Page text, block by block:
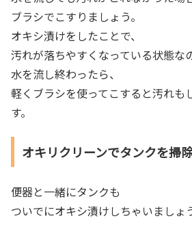
ブラシでこすりましょう。
オキシ漬けをしたことで、
汚れが落ちやすくなっている状態な
水を流し終わったら、
軽くブラシを使ってこすると汚れも
す。
オキリクリーンでタンクを掃
便器と一緒にタンクも
ついでにオキシ漬けしちゃいましょ